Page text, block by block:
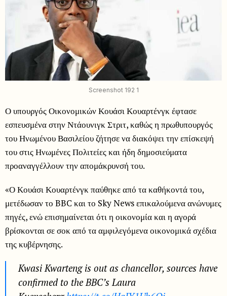
Screenshot 192 1
Ο υπουργός Οικονομικών Κουάσι Κουαρτένγκ έφτασε
εσπευσμένα στην Ντάουνιγκ Στριτ, καθώς η πρωθυπουργός
του Ηνωμένου Βασιλείου ζήτησε να διακόψει την επίσκεψή
του στις Ηνωμένες Πολιτείες και ήδη δημοσιεύματα
προαναγγέλλουν την απομάκρυνσή του.
«Ο Κουάσι Κουαρτένγκ παύθηκε από τα καθήκοντά του,
μετέδωσαν το BBC και το Sky News επικαλούμενα ανώνυμες
πηγές, ενώ επισημαίνεται ότι η οικονομία και η αγορά
βρίσκονται σε σοκ από τα αμφιλεγόμενα οικονομικά σχέδια
της κυβέρνησης.
Kwasi Kwarteng is out as chancellor, sources have
confirmed to the BBC’s Laura